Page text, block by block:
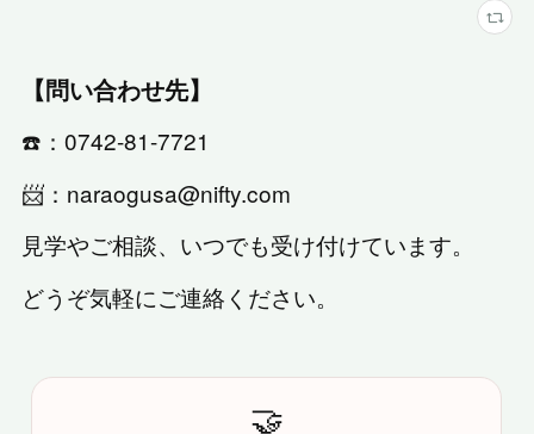
【問い合わせ先】
☎️：0742-81-7721
📨：naraogusa@nifty.com
見学やご相談、いつでも受け付けています。
どうぞ気軽にご連絡ください。